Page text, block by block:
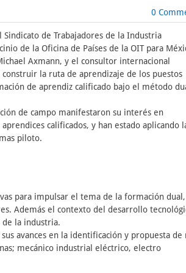
0
de Trabajadores de la Industria
de la Oficina de Países de la OIT para
Axmann, y el consultor internacional
la ruta de aprendizaje de los puestos
de aprendiz calificado bajo el método
de campo manifestaron su interés en
calificados, y han estado aplicando
piloto.
para impulsar el tema de la formación dual,
Además el contexto del desarrollo
de la industria.
avances en la identificación y propuesta de
mecánico industrial eléctrico, electro